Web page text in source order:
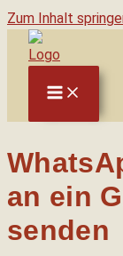
Zum Inhalt
an ein
senden